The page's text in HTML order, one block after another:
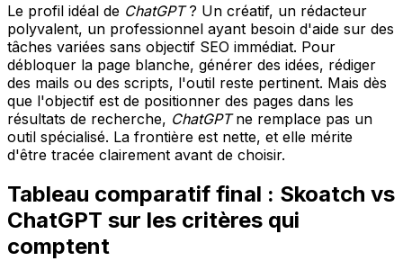
Le profil idéal de ChatGPT? Un créatif, un rédacteur
polyvalent, un professionnel ayant besoin d'aide sur des
tâches variées sans objectif SEO immédiat. Pour
débloquer la page blanche, générer des idées, rédiger
des mails ou des scripts, l'outil reste pertinent. Mais dès
que l'objectif est de positionner des pages dans les
résultats de recherche, ChatGPTne remplace pas un
outil spécialisé. La frontière est nette, et elle mérite
d'être tracée clairement avant de choisir.
Tableau comparatif final : Skoatch vs
ChatGPT sur les critères qui
comptent